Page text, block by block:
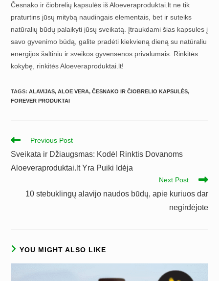
Česnako ir čiobrelių kapsulės iš Aloeveraproduktai.lt ne tik
praturtins jūsų mitybą naudingais elementais, bet ir suteiks
natūralių būdų palaikyti jūsų sveikatą. Įtraukdami šias kapsules į
savo gyvenimo būdą, galite pradėti kiekvieną dieną su natūraliu
energijos šaltiniu ir sveikos gyvensenos privalumais. Rinkitės
kokybę, rinkitės Aloeveraproduktai.lt!
TAGS:ALAVIJAS, ALOE VERA, ČESNAKO IR ČIOBRELIO KAPSULĖS,
FOREVER PRODUKTAI
Read
articles
Previous Post
Sveikata ir Džiaugsmas: Kodėl Rinktis Dovanoms
Aloeveraproduktai.lt Yra Puiki Idėja
Next Post
10 stebuklingų alavijo naudos būdų, apie kuriuos dar
negirdėjote
YOU MIGHT ALSO LIKE